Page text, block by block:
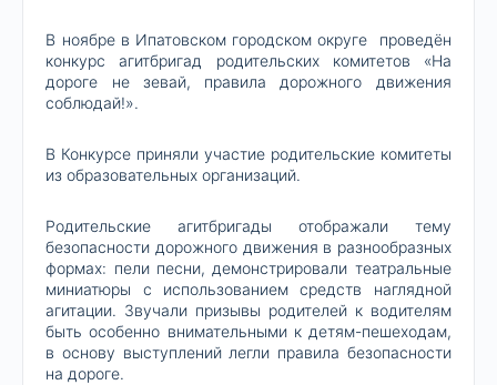
В ноябре в Ипатовском городском округе проведён
конкурс агитбригад родительских комитетов «На
дороге не зевай, правила дорожного движения
соблюдай!».
В Конкурсе приняли участие родительские комитеты
из образовательных организаций.
Родительские агитбригады отображали тему
безопасности дорожного движения в разнообразных
формах: пели песни, демонстрировали театральные
миниатюры с использованием средств наглядной
агитации. Звучали призывы родителей к водителям
быть особенно внимательными к детям-пешеходам,
в основу выступлений легли правила безопасности
на дороге.